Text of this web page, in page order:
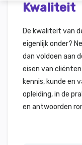
Kwaliteit
De kwaliteit van
eigenlijk onder?
dan voldoen aan
eisen van
kennis, kunde en
opleiding, in de
en antwoorden